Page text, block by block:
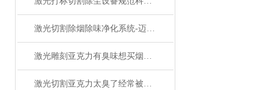
激光切割除烟除味净化系统-迈思赫烟雾净化器
激光雕刻亚克力有臭味想买烟雾净化器只能室外排放怎么办？
激光切割亚克力太臭了经常被邻居投诉怎么办